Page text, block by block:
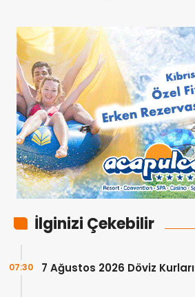
İlginizi Çekebilir
7 Ağustos 2026 Döviz Kurları
07:30